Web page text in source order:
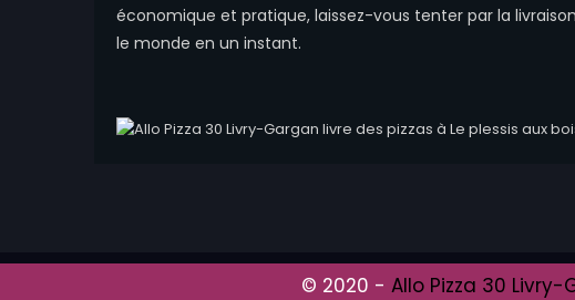
économique et pratique, laissez-vous tenter par la
le monde en un instant.
© 2020 - Allo Pizza 30 Livry-